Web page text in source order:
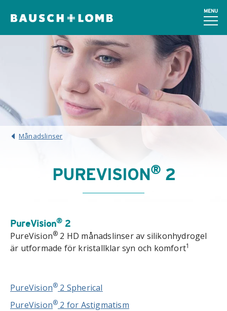
MENU
Månadslinser
PUREVISION®2
PureVision® 2
PureVision® 2 HD månadslinser av silikonhydrogel
är utformade för kristallklar syn och komfort1
PureVision® 2 Spherical
PureVision® 2 for Astigmatism